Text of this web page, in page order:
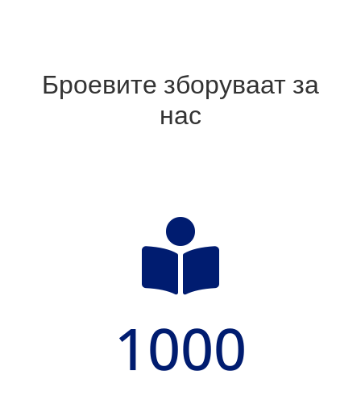
Броевите зборуваат за
нас

1000